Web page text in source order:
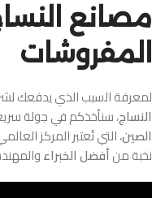
مصانع
المفروشات
لمعرفة السبب الذي يدفعك
النساج، سنأخذكم في جولة
الصين، التي تُعتبر المركز
نخبة منأفضل الخبراء